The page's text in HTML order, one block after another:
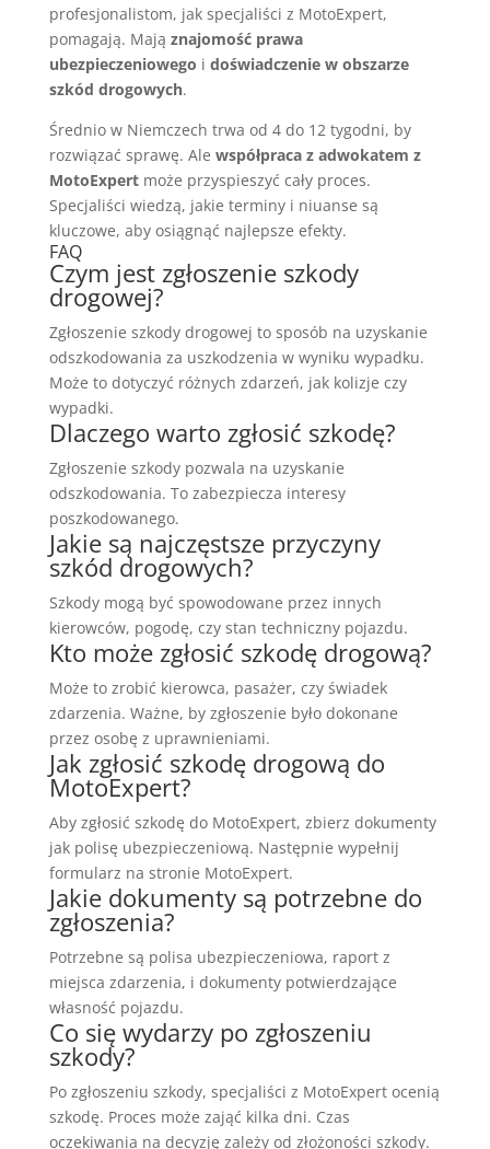
profesjonalistom, jak specjaliści z MotoExpert,
pomagają. Mają znajomość prawa
ubezpieczeniowego i doświadczenie w obszarze
szkód drogowych.
Średnio w Niemczech trwa od 4 do 12 tygodni, by
rozwiązać sprawę. Ale współpraca z adwokatem z
MotoExpertmoże przyspieszyć cały proces.
Specjaliści wiedzą, jakie terminy i niuanse są
kluczowe, aby osiągnąć najlepsze efekty.
FAQ
Czym jest zgłoszenie szkody
drogowej?
Zgłoszenie szkody drogowej to sposób na uzyskanie
odszkodowania za uszkodzenia w wyniku wypadku.
Może to dotyczyć różnych zdarzeń, jak kolizje czy
wypadki.
Dlaczego warto zgłosić szkodę?
Zgłoszenie szkody pozwala na uzyskanie
odszkodowania. To zabezpiecza interesy
poszkodowanego.
Jakie są najczęstsze przyczyny
szkód drogowych?
Szkody mogą być spowodowane przez innych
kierowców, pogodę, czy stan techniczny pojazdu.
Kto może zgłosić szkodę drogową?
Może to zrobić kierowca, pasażer, czy świadek
zdarzenia. Ważne, by zgłoszenie było dokonane
przez osobę z uprawnieniami.
Jak zgłosić szkodę drogową do
MotoExpert?
Aby zgłosić szkodę do MotoExpert, zbierz dokumenty
jak polisę ubezpieczeniową. Następnie wypełnij
formularz na stronie MotoExpert.
Jakie dokumenty są potrzebne do
zgłoszenia?
Potrzebne są polisa ubezpieczeniowa, raport z
miejsca zdarzenia, i dokumenty potwierdzające
własność pojazdu.
Co się wydarzy po zgłoszeniu
szkody?
Po zgłoszeniu szkody, specjaliści z MotoExpert ocenią
szkodę. Proces może zająć kilka dni. Czas
oczekiwania na decyzję zależy od złożoności szkody.